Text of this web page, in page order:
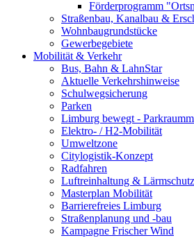
Förderprogramm
Straßenbau, Kanalbau &
Wohnbaugrundstücke
Gewerbegebiete
Mobilität & Verkehr
Bus, Bahn & LahnStar
Aktuelle Verkehrshinweise
Schulwegsicherung
Parken
Limburg bewegt -
Elektro- / H2-Mobilität
Umweltzone
Citylogistik-Konzept
Radfahren
Luftreinhaltung & Lärmschutz
Masterplan Mobilität
Barrierefreies Limburg
Straßenplanung und -bau
Kampagne Frischer Wind